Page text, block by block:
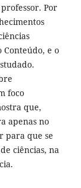
Por
Conteúdo, e o
foco
que,
apenas no
para que se
ciências, na